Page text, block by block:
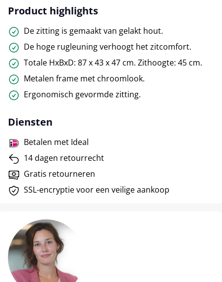
Product highlights
De zitting is gemaakt van gelakt hout.
De hoge rugleuning verhoogt het zitcomfort.
Totale HxBxD: 87 x 43 x 47 cm. Zithoogte: 45 cm.
Metalen frame met chroomlook.
Ergonomisch gevormde zitting.
Diensten
Betalen met Ideal
14 dagen retourrecht
Gratis retourneren
SSL-encryptie voor een veilige aankoop